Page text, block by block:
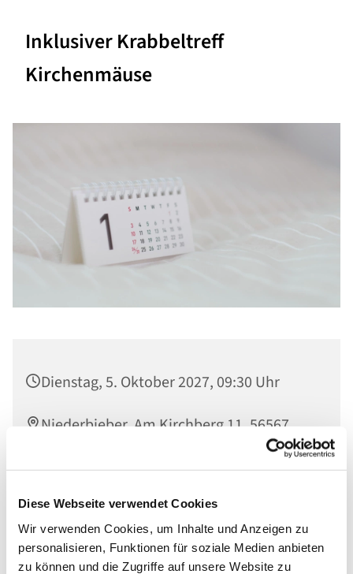
Diese Webseite verwendet Cookies
Wir verwenden Cookies, um Inhalte und Anzeigen zu
personalisieren, Funktionen für soziale Medien anbieten
zu können und die Zugriffe auf unsere Website zu
Inklusiver Krabbeltreff
Kirchenmäuse
Dienstag, 5. Oktober 2027, 09:30 Uhr
Niederbieber, Am Kirchberg 11, 56567